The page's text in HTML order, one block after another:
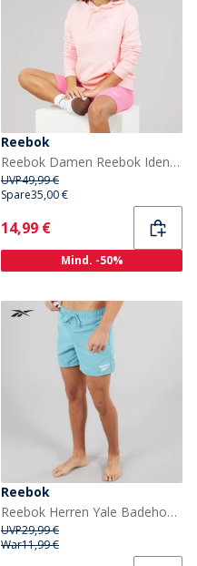
Reebok
Reebok Damen Reebok Identity Kleines Logo French Terry Hoodie Frosted Berry
UVP49,99 €
Spare35,00 €
Current
14,99 €
Mind. -50%
Reebok
Reebok Herren Yale Badehose Warped Blue
UVP29,99 €
War11,99 €